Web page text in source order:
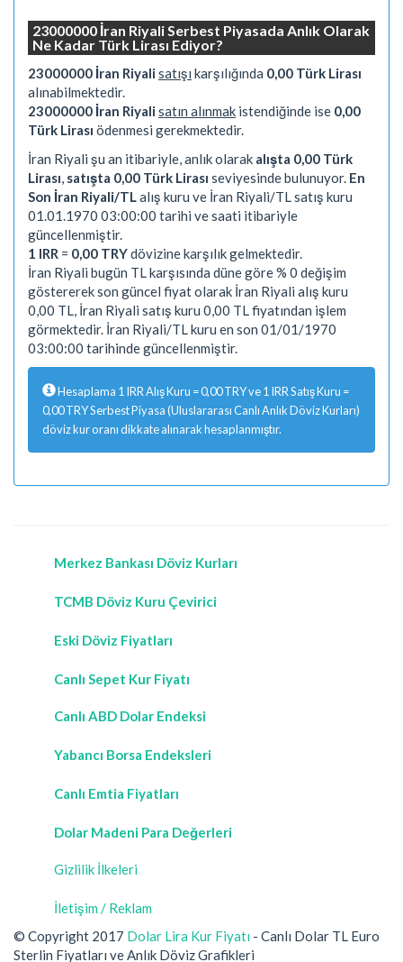
23000000 İran Riyali Serbest Piyasada Anlık Olarak
Ne Kadar Türk Lirası Ediyor?
23000000 İran Riyalisatışı karşılığında 0,00 Türk Lirası
alınabilmektedir.
23000000 İran Riyalisatın alınmak istendiğinde ise 0,00
Türk Lirası ödenmesi gerekmektedir.
İran Riyali şu an itibariyle, anlık olarak alışta 0,00 Türk
Lirası satışta 0,00 Türk Lirası seviyesinde bulunuyor. En
Son İran Riyali/TL alış kuru ve İran Riyali/TL satış kuru
01.01.1970 03:00:00 tarihi ve saati itibariyle
güncellenmiştir.
1 IRR = 0,00 TRYdövizine karşılık gelmektedir.
İran Riyali bugün TL karşısında düne göre % 0 değişim
göstererek son güncel fiyat olarak İran Riyali alış kuru
0,00 TL, İran Riyali satış kuru 0,00 TL fiyatından işlem
görmektedir. İran Riyali/TL kuru en son 01/01/1970
03:00:00 tarihinde güncellenmiştir.
Hesaplama 1 IRR Alış Kuru = 0,00 TRY ve 1 IRR Satış Kuru =
0,00 TRY Serbest Piyasa (Uluslararası Canlı Anlık Döviz Kurları)
döviz kur oranı dikkate alınarak hesaplanmıştır.
Merkez Bankası Döviz Kurları
TCMB Döviz Kuru Çevirici
Eski Döviz Fiyatları
Canlı Sepet Kur Fiyatı
Canlı ABD Dolar Endeksi
Yabancı Borsa Endeksleri
Canlı Emtia Fiyatları
Dolar Madeni Para Değerleri
Gizlilik İlkeleri
İletişim / Reklam
© Copyright 2017 Dolar Lira Kur Fiyatı - Canlı Dolar TL Euro
Sterlin Fiyatları ve Anlık Döviz Grafikleri